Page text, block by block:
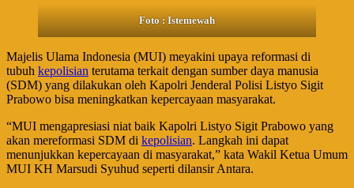
Foto : Istemewah
Majelis Ulama Indonesia (MUI) meyakini upaya reformasi di
tubuh kepolisian terutama terkait dengan sumber daya manusia
(SDM) yang dilakukan oleh Kapolri Jenderal Polisi Listyo Sigit
Prabowo bisa meningkatkan kepercayaan masyarakat.
“MUI mengapresiasi niat baik Kapolri Listyo Sigit Prabowo yang
akan mereformasi SDM di kepolisian. Langkah ini dapat
menunjukkan kepercayaan di masyarakat,” kata Wakil Ketua Umum
MUI KH Marsudi Syuhud seperti dilansir Antara.